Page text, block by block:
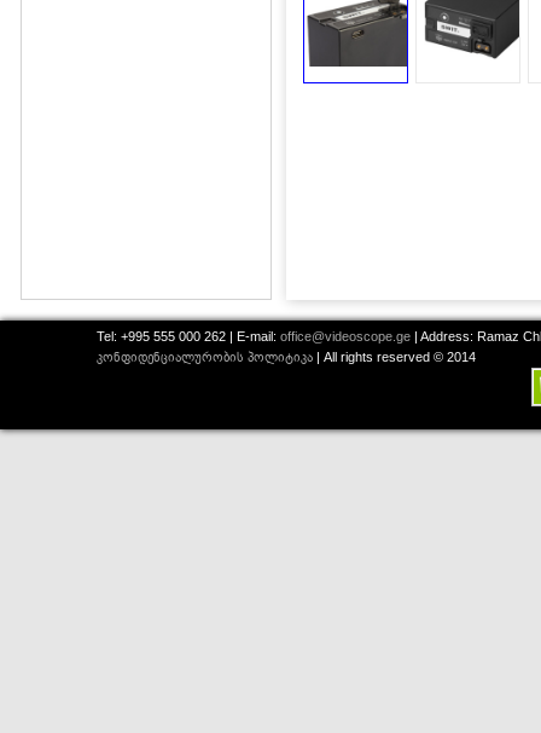
Tel: +995 555 000 262 | E-mail: office@videoscope.ge | Address: Ramaz
კონფიდენციალურობის პოლიტიკა | All rights reserved © 2014